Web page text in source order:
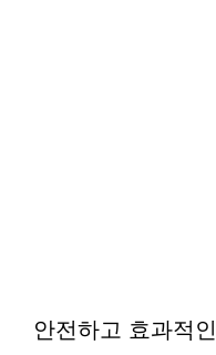
안전하고 효과적